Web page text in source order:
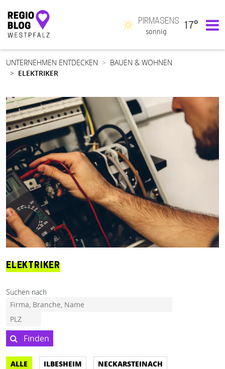
Hauptnavigation
PIRMASENS
sonnig
17°
UNTERNEHMEN ENTDECKEN
BAUEN & WOHNEN
ELEKTRIKER
ELEKTRIKER
Suchen nach
Finden
ALLE ILBESHEIM
NECKARSTEINACH